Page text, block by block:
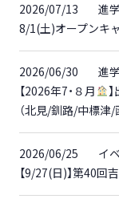
8/1(土)オープンキ
2026/07/13 進
【2026年7・８月
（北見/釧路/中標津/
2026/06/30 進
【9/27(日)】第40回
2026/06/25 イ